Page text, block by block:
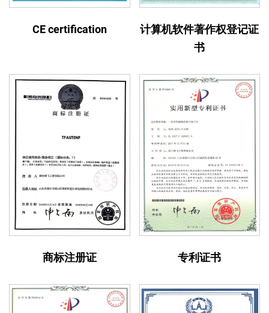
CE certification
计算机软件著作权登记证
书
商标注册证 专利证书